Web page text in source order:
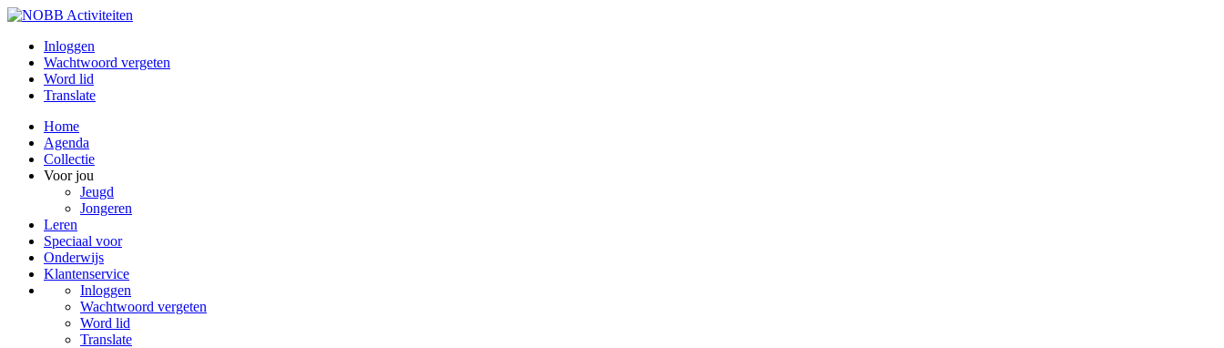
Inloggen
Wachtwoord vergeten
Word lid
Translate
Home
Agenda
Collectie
Voor jou
Jeugd
Jongeren
Leren
Speciaal voor
Onderwijs
Klantenservice
Inloggen
Wachtwoord vergeten
Word lid
Translate